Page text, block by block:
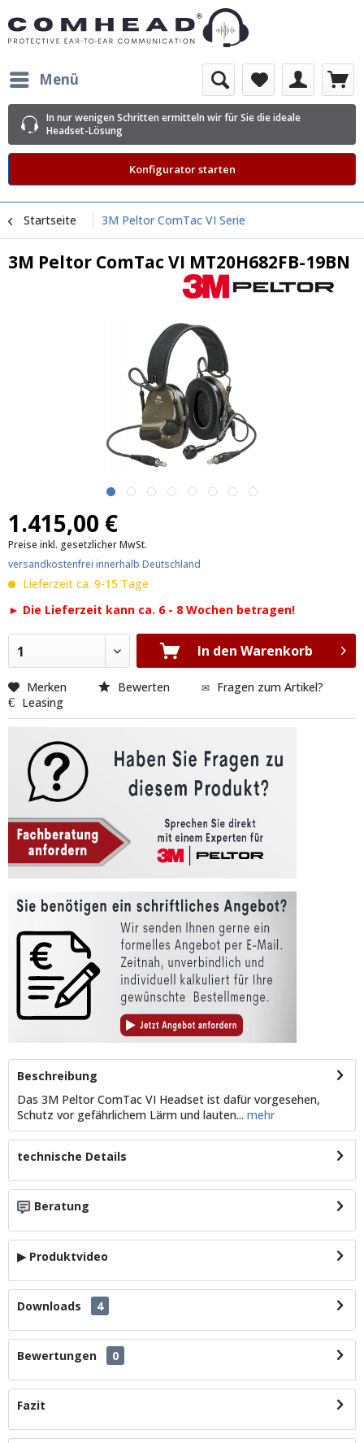
Menü
In nur wenigen Schritten ermitteln wir für Sie die ideale
Headset-Lösung
Konfigurator starten
Startseite 3M Peltor ComTac VI Serie
3M Peltor ComTac VI MT20H682FB-19BN
1.415,00 €
Preise inkl. gesetzlicher MwSt.
versandkostenfrei innerhalb Deutschland
Lieferzeit ca. 9-15 Tage
► Die Lieferzeit kann ca. 6 - 8 Wochen betragen!
1 In den Warenkorb
Merken Bewerten
Fragen zum Artikel?
Leasing
Beschreibung
Das 3M Peltor ComTac VI Headset ist dafür vorgesehen,
Schutz vor gefährlichem Lärm und lauten... mehr
technische Details
Beratung
▶ Produktvideo
Downloads 4
Bewertungen 0
Fazit